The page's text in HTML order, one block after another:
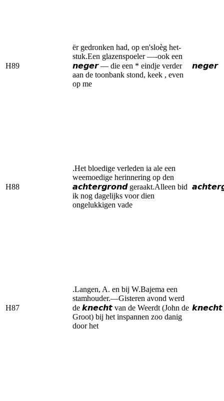
H89
ër gedronken had, op en'sloèg het-
stuk.Een glazenspoeler —-ook een
𝙣𝙚𝙜𝙚𝙧 — die een * eindje verder
aan de toonbank stond, keek , even
op me
𝙣𝙚𝙜𝙚𝙧
H88
.Het bloedige verleden ia ale een
weemoedige herinnering op den
𝙖𝙘𝙝𝙩𝙚𝙧𝙜𝙧𝙤𝙣𝙙 geraakt.Alleen bid
ik nog dagelijks voor dien
ongelukkigen vade
H87
.Langen, A. en bij W.Bajema een
stamhouder.—Gisteren avond werd
de 𝙠𝙣𝙚𝙘𝙝𝙩 van de Weerdt (John de
Groot) bij het inspannen zoo danig
door het
𝙠𝙣𝙚𝙘𝙝𝙩